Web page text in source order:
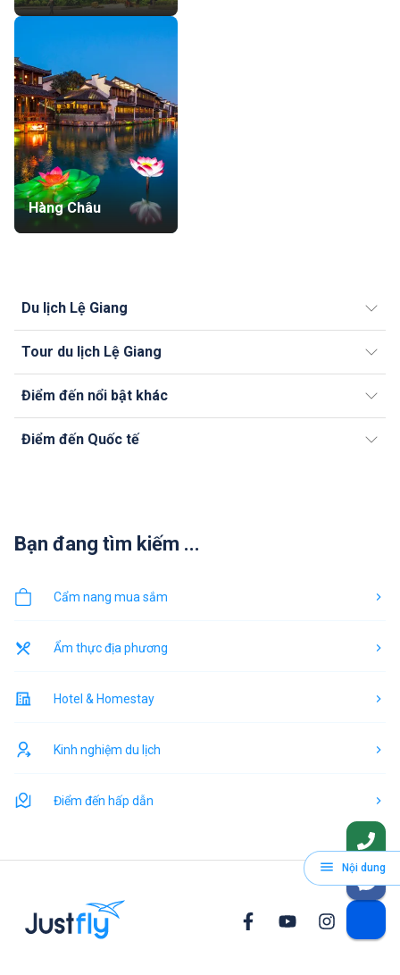
Nội dung
Hàng Châu
Du lịch Lệ Giang
Tour du lịch Lệ Giang
Điểm đến nổi bật khác
Điểm đến Quốc tế
Bạn đang tìm kiếm ...
Cẩm nang mua sắm
Ẩm thực địa phương
Hotel & Homestay
Kinh nghiệm du lịch
Điểm đến hấp dẫn